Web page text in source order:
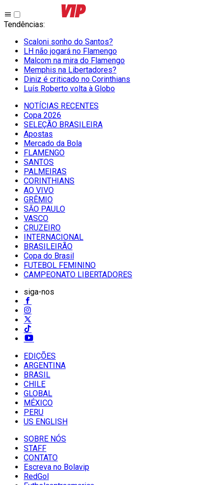
Tendências:
Scaloni sonho do Santos?
LH não jogará no Flamengo
Malcom na mira do Flamengo
Memphis na Libertadores?
Diniz é criticado no Corinthians
Luís Roberto volta à Globo
NOTÍCIAS RECENTES
Copa 2026
SELEÇÃO BRASILEIRA
Apostas
Mercado da Bola
FLAMENGO
SANTOS
PALMEIRAS
CORINTHIANS
AO VIVO
GRÊMIO
SĀO PAULO
VASCO
CRUZEIRO
INTERNACIONAL
BRASILEIRÃO
Copa do Brasil
FUTEBOL FEMININO
CAMPEONATO LIBERTADORES
siga-nos
EDIÇÕES
ARGENTINA
BRASIL
CHILE
GLOBAL
MÉXICO
PERU
US ENGLISH
SOBRE NÓS
STAFF
CONTATO
Escreva no Bolavip
RedGol